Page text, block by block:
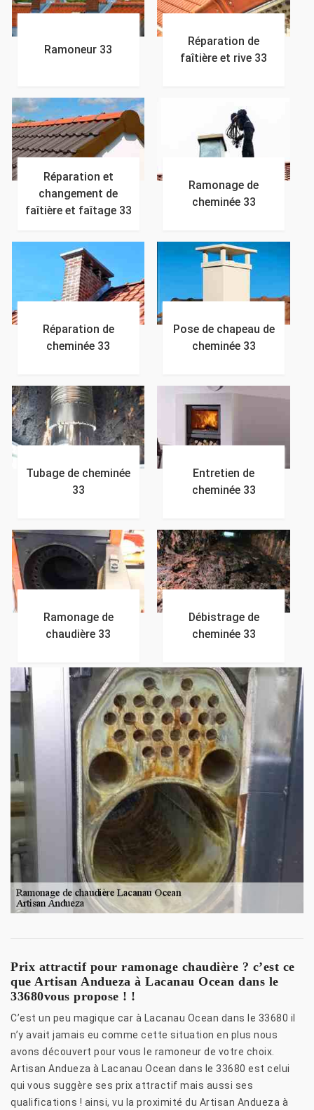
Ramoneur 33
Réparation de
faîtière et rive 33
Réparation et
changement de
faîtière et faîtage 33
Ramonage de
cheminée 33
Réparation de
cheminée 33
Pose de chapeau de
cheminée 33
Tubage de cheminée
33
Entretien de
cheminée 33
Ramonage de
chaudière 33
Débistrage de
cheminée 33
Prix attractif pour ramonage chaudière ? c’est ce
que Artisan Andueza à Lacanau Ocean dans le
33680vous propose ! !
C’est un peu magique car à Lacanau Ocean dans le 33680 il
n’y avait jamais eu comme cette situation en plus nous
avons découvert pour vous le ramoneur de votre choix.
Artisan Andueza à Lacanau Ocean dans le 33680 est celui
qui vous suggère ses prix attractif mais aussi ses
qualifications ! ainsi, vu la proximité du Artisan Andueza à